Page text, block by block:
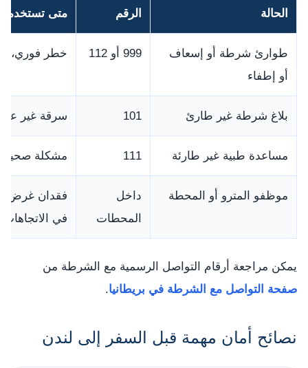
الحالة الرقم متى
طوارئ شرطة أو إسعاف
أو إطفاء
999 أو 112 خطر فوري،
بلاغ شرطة غير طارئ 101 سرقة غير
مساعدة طبية غير طارئة 111 مشكلة صحية
موظفو المترو أو المحطة
داخل
المحطات
فقدان
في الاتجاهات
يمكن مراجعة أرقام التواصل الرسمية مع الشرطة من
صفحة التواصل مع الشرطة في بريطانيا.
نصائح أمان مهمة قبل السفر إلى لندن